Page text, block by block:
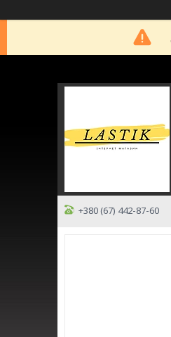
+380 (67) 442-87-60